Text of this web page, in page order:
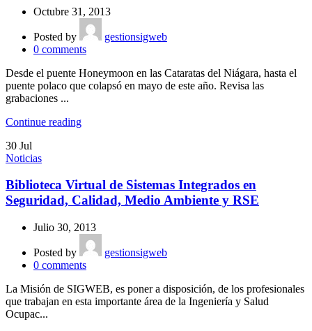
Octubre 31, 2013
Posted by
gestionsigweb
0 comments
Desde el puente Honeymoon en las Cataratas del Niágara, hasta el
puente polaco que colapsó en mayo de este año. Revisa las
grabaciones ...
Continue reading
30 Jul
Noticias
Biblioteca Virtual de Sistemas Integrados en
Seguridad, Calidad, Medio Ambiente y RSE
Julio 30, 2013
Posted by
gestionsigweb
0 comments
La Misión de SIGWEB, es poner a disposición, de los profesionales
que trabajan en esta importante área de la Ingeniería y Salud
Ocupac...